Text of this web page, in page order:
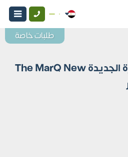
كمبوند ذا مارك القاهرة الجديدة The MarQ New
طلبات خاصة